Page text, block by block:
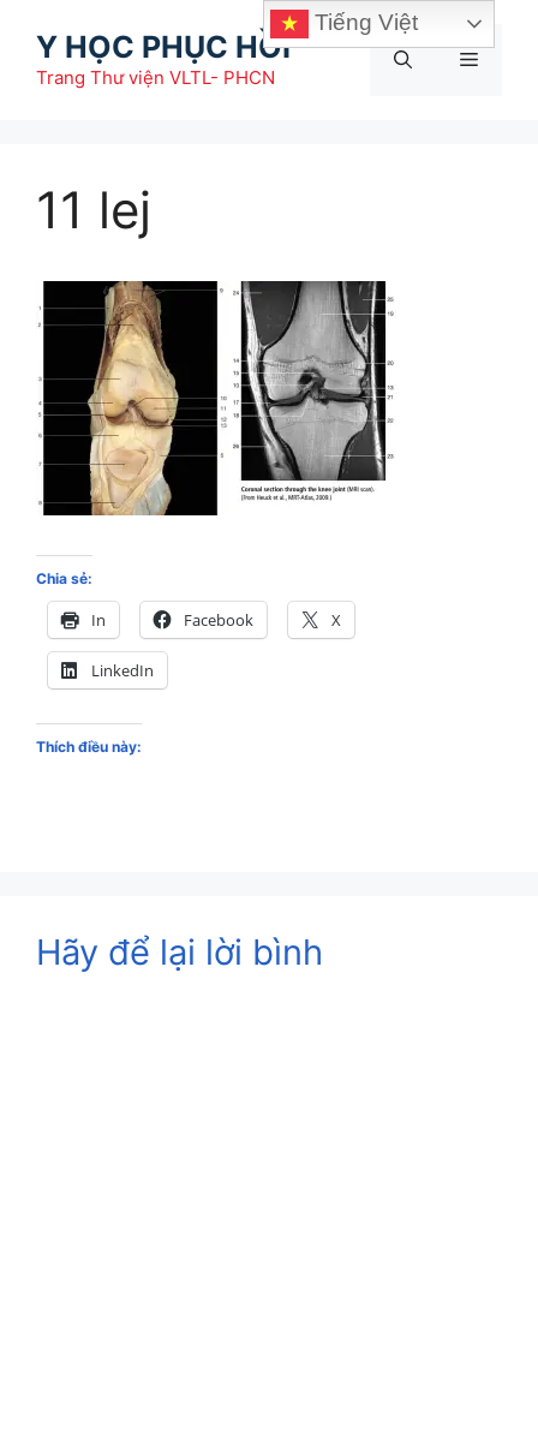
Y HỌC PHỤC HỒI
Trang Thư viện VLTL- PHCN
Menu
11 lej
Chia sẻ:
In Facebook X
LinkedIn
Thích điều này:
Hãy để lại lời bình
Tiếng Việt